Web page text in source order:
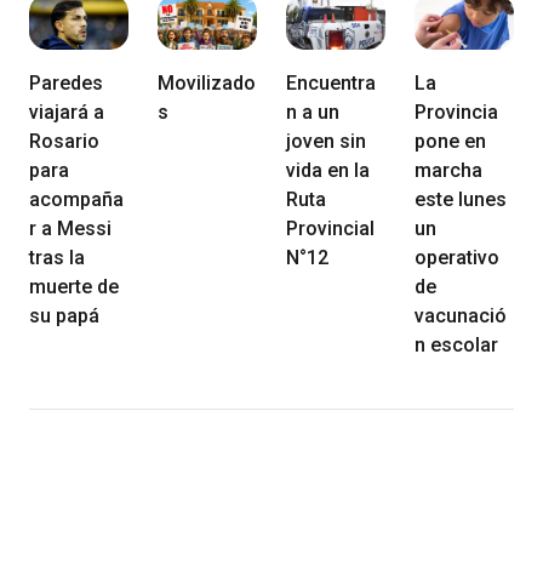
Paredes
viajará a
Rosario
para
acompaña
r a Messi
tras la
muerte de
su papá
Movilizado
s
Encuentra
n a un
joven sin
vida en la
Ruta
Provincial
N°12
La
Provincia
pone en
marcha
este lunes
un
operativo
de
vacunació
n escolar